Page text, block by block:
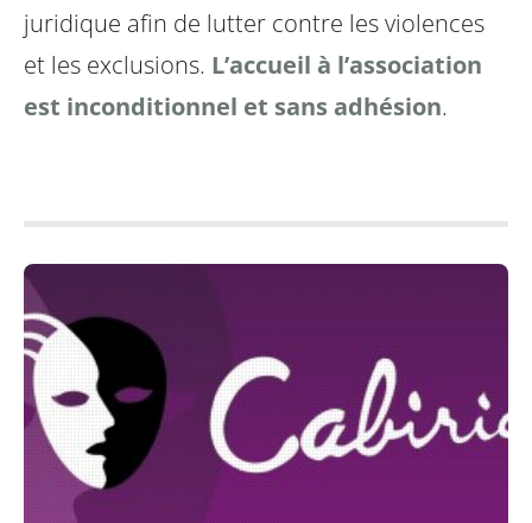
juridique afin de lutter contre les violences
et les exclusions. L’accueil à l’association
est inconditionnel et sans adhésion.